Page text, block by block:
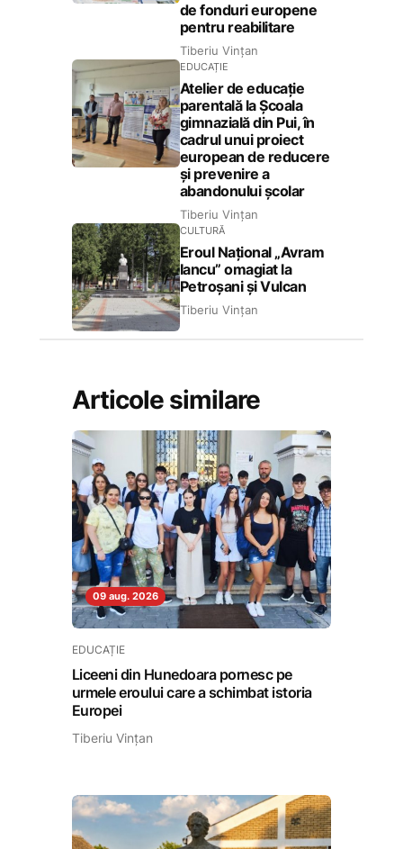
de fonduri europene
pentru reabilitare
Tiberiu Vințan
EDUCAȚIE
Atelier de educație
parentală la Școala
gimnazială din Pui, în
cadrul unui proiect
european de reducere
și prevenire a
abandonului școlar
Tiberiu Vințan
CULTURĂ
Eroul Național „Avram
Iancu” omagiat la
Petroșani și Vulcan
Tiberiu Vințan
Articole similare
09 aug. 2026
EDUCAȚIE
Liceeni din Hunedoara pornesc pe
urmele eroului care a schimbat istoria
Europei
Tiberiu Vințan